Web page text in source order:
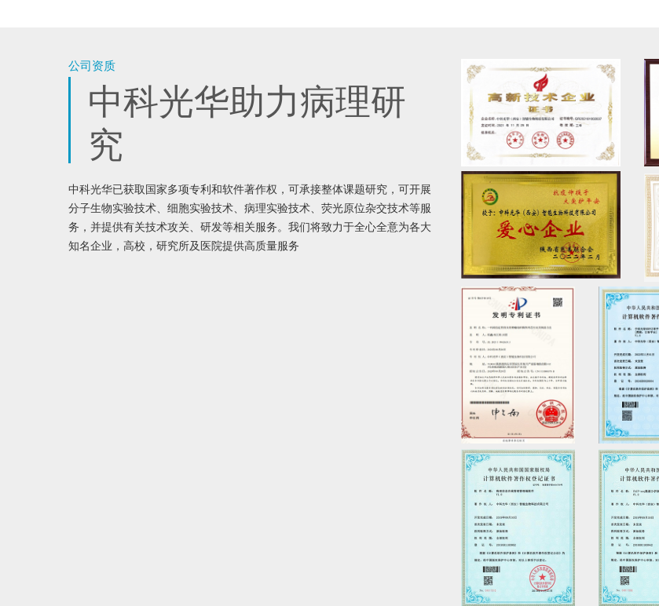
公司资质
中科光华助力病理研
究
中科光华已获取国家多项专利和软件著作权，可承接整体课题研究，可开展
分子生物实验技术、细胞实验技术、病理实验技术、荧光原位杂交技术等服
务，并提供有关技术攻关、研发等相关服务。我们将致力于全心全意为各大
知名企业，高校，研究所及医院提供高质量服务